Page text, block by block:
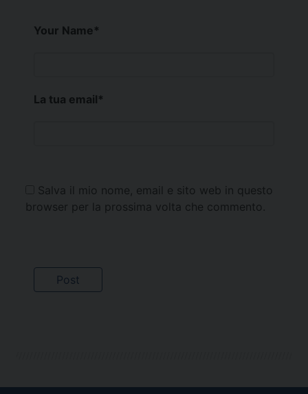
Your Name*
La tua email*
Salva il mio nome, email e sito web in questo
browser per la prossima volta che commento.